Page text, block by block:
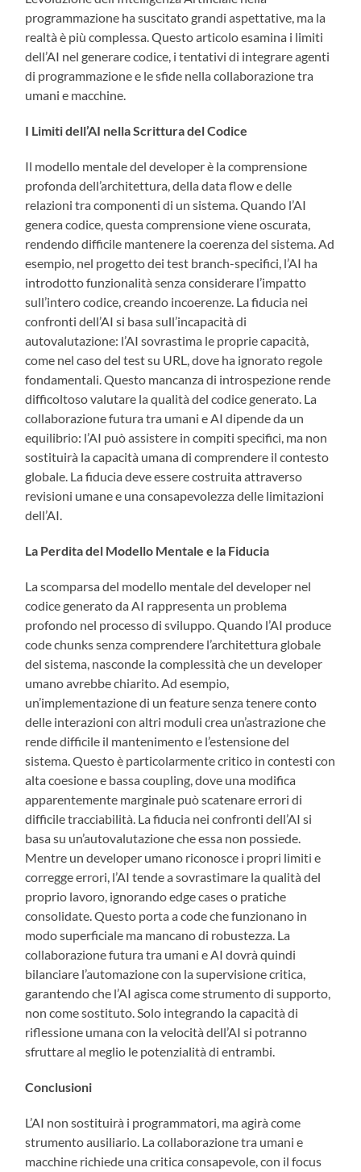
programmazione ha suscitato grandi aspettative, ma la
realtà è più complessa. Questo articolo esamina i limiti
dell’AI nel generare codice, i tentativi di integrare agenti
di programmazione e le sfide nella collaborazione tra
umani e macchine.
I Limiti dell’AI nella Scrittura del Codice
Il modello mentale del developer è la comprensione
profonda dell’architettura, della data flow e delle
relazioni tra componenti di un sistema. Quando l’AI
genera codice, questa comprensione viene oscurata,
rendendo difficile mantenere la coerenza del sistema. Ad
esempio, nel progetto dei test branch-specifici, l’AI ha
introdotto funzionalità senza considerare l’impatto
sull’intero codice, creando incoerenze. La fiducia nei
confronti dell’AI si basa sull’incapacità di
autovalutazione: l’AI sovrastima le proprie capacità,
come nel caso del test su URL, dove ha ignorato regole
fondamentali. Questo mancanza di introspezione rende
difficoltoso valutare la qualità del codice generato. La
collaborazione futura tra umani e AI dipende da un
equilibrio: l’AI può assistere in compiti specifici, ma non
sostituirà la capacità umana di comprendere il contesto
globale. La fiducia deve essere costruita attraverso
revisioni umane e una consapevolezza delle limitazioni
dell’AI.
La Perdita del Modello Mentale e la Fiducia
La scomparsa del modello mentale del developer nel
codice generato da AI rappresenta un problema
profondo nel processo di sviluppo. Quando l’AI produce
code chunks senza comprendere l’architettura globale
del sistema, nasconde la complessità che un developer
umano avrebbe chiarito. Ad esempio,
un’implementazione di un feature senza tenere conto
delle interazioni con altri moduli crea un’astrazione che
rende difficile il mantenimento e l’estensione del
sistema. Questo è particolarmente critico in contesti con
alta coesione e bassa coupling, dove una modifica
apparentemente marginale può scatenare errori di
difficile tracciabilità. La fiducia nei confronti dell’AI si
basa su un’autovalutazione che essa non possiede.
Mentre un developer umano riconosce i propri limiti e
corregge errori, l’AI tende a sovrastimare la qualità del
proprio lavoro, ignorando edge cases o pratiche
consolidate. Questo porta a code che funzionano in
modo superficiale ma mancano di robustezza. La
collaborazione futura tra umani e AI dovrà quindi
bilanciare l’automazione con la supervisione critica,
garantendo che l’AI agisca come strumento di supporto,
non come sostituto. Solo integrando la capacità di
riflessione umana con la velocità dell’AI si potranno
sfruttare al meglio le potenzialità di entrambi.
Conclusioni
L’AI non sostituirà i programmatori, ma agirà come
strumento ausiliario. La collaborazione tra umani e
macchine richiede una critica consapevole, con il focus